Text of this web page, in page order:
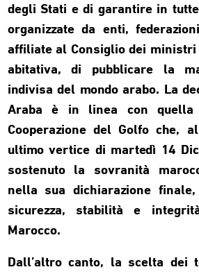
degli Stati e di garantire in
organizzate da enti,
affiliate al Consiglio dei ministri
abitativa, di pubblicare la
indivisa del mondo arabo. La
Araba è in linea con
Cooperazione del Golfo che,
ultimo vertice di martedì 14
sostenuto la sovranità
nella sua dichiarazione
sicurezza, stabilità e
Marocco.
Dall’altro canto, la scelta dei